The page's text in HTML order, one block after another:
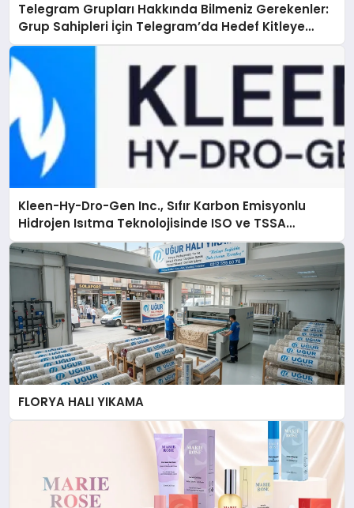
Telegram Grupları Hakkında Bilmeniz Gerekenler:
Grup Sahipleri İçin Telegram’da Hedef Kitleye
Ulaşma
Kleen-Hy-Dro-Gen Inc., Sıfır Karbon Emisyonlu
Hidrojen Isıtma Teknolojisinde ISO ve TSSA
Düzenleyici Onaylarını Aldı
FLORYA HALI YIKAMA